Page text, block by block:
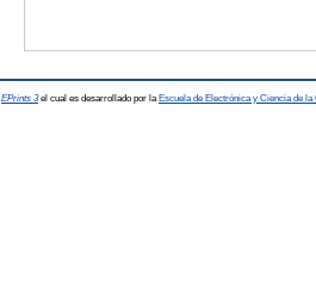
EPrints 3el cual es desarrollado por la Escuela de Electrónica y Ciencia de la